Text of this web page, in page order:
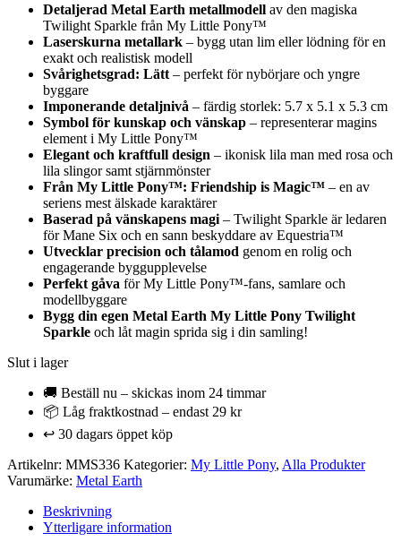
159.00 kr.119.00 kr.
Detaljerad Metal Earth metallmodell av den magiska
Twilight Sparkle från My Little Pony™
Laserskurna metallark – bygg utan lim eller lödning för en
exakt och realistisk modell
Svårighetsgrad: Lätt – perfekt för nybörjare och yngre
byggare
Imponerande detaljnivå – färdig storlek: 5.7 x 5.1 x 5.3 cm
Symbol för kunskap och vänskap – representerar magins
element i My Little Pony™
Elegant och kraftfull design – ikonisk lila man med rosa och
lila slingor samt stjärnmönster
Från My Little Pony™: Friendship is Magic™ – en av
seriens mest älskade karaktärer
Baserad på vänskapens magi – Twilight Sparkle är ledaren
för Mane Six och en sann beskyddare av Equestria™
Utvecklar precision och tålamod genom en rolig och
engagerande byggupplevelse
Perfekt gåva för My Little Pony™-fans, samlare och
modellbyggare
Bygg din egen Metal Earth My Little Pony Twilight
Sparkle och låt magin sprida sig i din samling!
Slut i lager
🚚 Beställ nu – skickas inom 24 timmar
📦 Låg fraktkostnad – endast 29 kr
↩️ 30 dagars öppet köp
Artikelnr: MMS336 Kategorier: My Little Pony, Alla Produkter
Varumärke: Metal Earth
Beskrivning
Ytterligare information